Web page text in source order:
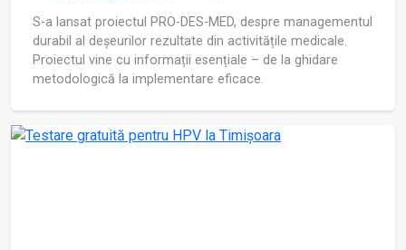
S-a lansat proiectul PRO-DES-MED, despre managementul
durabil al deșeurilor rezultate din activitățile medicale.
Proiectul vine cu informații esențiale – de la ghidare
metodologică la implementare eficace.